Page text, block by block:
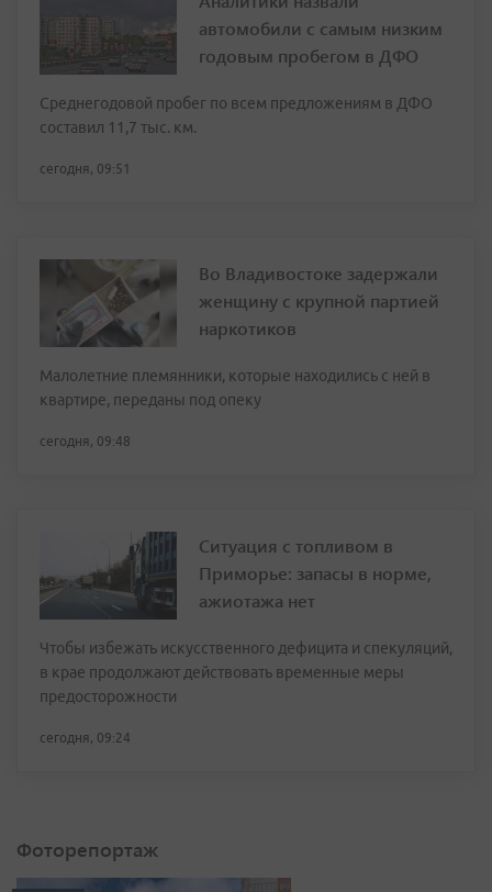
автомобили с самым низким
годовым пробегом в ДФО
Среднегодовой пробег по всем предложениям в ДФО
составил 11,7 тыс. км.
сегодня, 09:51
Во Владивостоке задержали
женщину с крупной партией
наркотиков
Малолетние племянники, которые находились с ней в
квартире, переданы под опеку
сегодня, 09:48
Ситуация с топливом в
Приморье: запасы в норме,
ажиотажа нет
Чтобы избежать искусственного дефицита и спекуляций,
в крае продолжают действовать временные меры
предосторожности
сегодня, 09:24
Фоторепортаж